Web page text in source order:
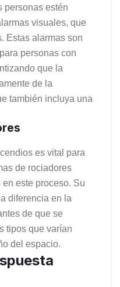
personas estén
visuales, que
Estas alarmas son
personas con
que la
de la
también incluya una
es vital para
de rociadores
este proceso. Su
diferencia en la
de que se
tipos que varían
del espacio.